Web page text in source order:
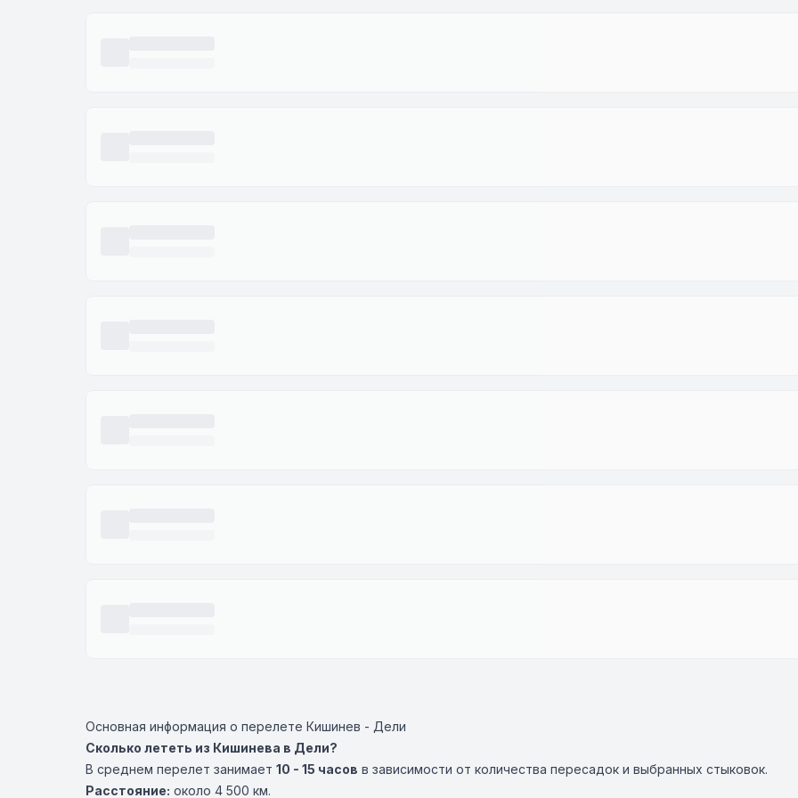
Основная информация о перелете Кишинев - Дели
Сколько лететь из Кишинева в Дели?
В среднем перелет занимает 10 - 15 часов в зависимости от количества пересадок и выбранных стыковок.
Расстояние: около 4 500 км.